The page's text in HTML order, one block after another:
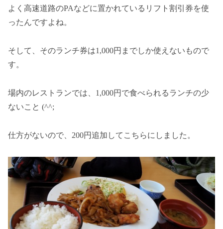
よく高速道路のPAなどに置かれているリフト割引券を使
ったんですよね。
そして、そのランチ券は1,000円までしか使えないもので
す。
場内のレストランでは、1,000円で食べられるランチの少
ないこと (^^;
仕方がないので、200円追加してこちらにしました。